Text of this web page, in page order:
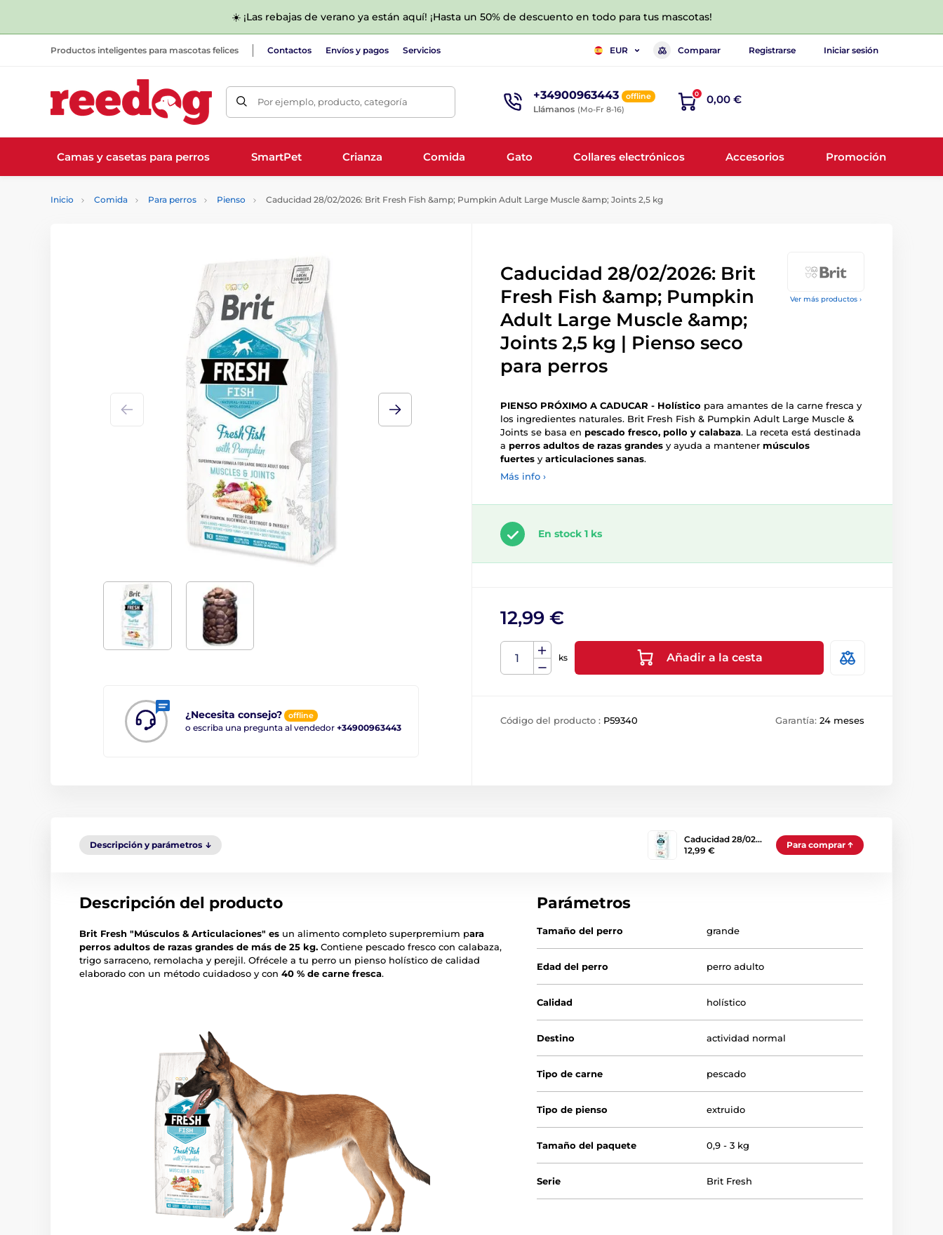
☀️ ¡Las rebajas de verano ya están aquí! ¡Hasta un 50% de descuento en todo para tus mascotas!
Productos inteligentes para mascotas felices Contactos Envíos y pagos Servicios EUR Comparar Registrarse Iniciar sesión
Por ejemplo, producto, categoría +34900963443 offline
Llámanos (Mo-Fr 8-16)
0 0,00 €
Camas y casetas para perros SmartPet Crianza Comida Gato Collares electrónicos Accesorios Promoción
Inicio Comida Para perros Pienso Caducidad 28/02/2026: Brit Fresh Fish &amp; Pumpkin Adult Large Muscle &amp; Joints 2,5 kg
Ver más productos ›
¿Necesita consejo? offline
o escriba una pregunta al vendedor +34900963443
Caducidad 28/02/2026: Brit
Fresh Fish &amp; Pumpkin
Adult Large Muscle &amp;
Joints 2,5 kg | Pienso seco
para perros
PIENSO PRÓXIMO A CADUCAR - Holístico para amantes de la carne fresca y
los ingredientes naturales. Brit Fresh Fish & Pumpkin Adult Large Muscle &
Joints se basa en pescado fresco, pollo y calabaza. La receta está destinada
a perros adultos de razas grandes y ayuda a mantener músculos
fuertes y articulaciones sanas.
Más info ›
En stock 1 ks
12,99 €
ks Añadir a la cesta
Código del producto : P59340 Garantía: 24 meses
Descripción y parámetros
Caducidad 28/02…
12,99 €
Para comprar
Descripción del producto
Brit Fresh "Músculos & Articulaciones" es un alimento completo superpremium para
perros adultos de razas grandes de más de 25 kg. Contiene pescado fresco con calabaza,
trigo sarraceno, remolacha y perejil. Ofrécele a tu perro un pienso holístico de calidad
elaborado con un método cuidadoso y con 40 % de carne fresca.
Parámetros
Tamaño del perro grande
Edad del perro perro adulto
Calidad holístico
Destino actividad normal
Tipo de carne pescado
Tipo de pienso extruido
Tamaño del paquete 0,9 - 3 kg
Serie Brit Fresh